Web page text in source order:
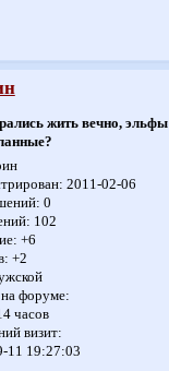
жить вечно, эльфы
: 2011-02-06
0
102
+6
+2
форуме:
часов
визит:
11 19:27:03